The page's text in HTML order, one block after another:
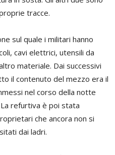
tracce.
sul quale i militari hanno
cavi elettrici, utensili da
materiale. Dai successivi
il contenuto del mezzo era il
nel corso della notte
refurtiva è poi stata
che ancora non si
dai ladri.